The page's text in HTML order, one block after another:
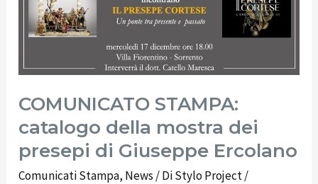
COMUNICATO STAMPA:
catalogo della mostra dei
presepi di Giuseppe Ercolano
Comunicati Stampa, News / DiStylo Project/
presepi
Giuseppe